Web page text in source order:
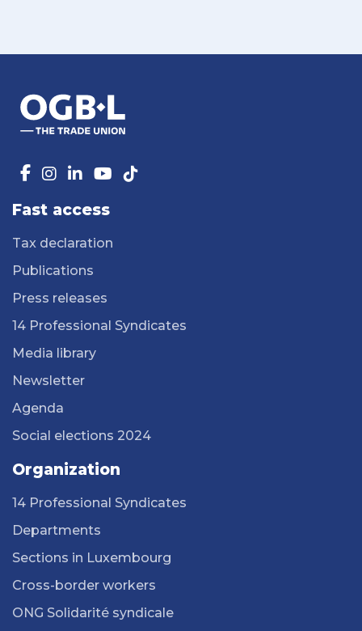
Fast access
Tax declaration
Publications
Press releases
14 Professional Syndicates
Media library
Newsletter
Agenda
Social elections 2024
Organization
14 Professional Syndicates
Departments
Sections in Luxembourg
Cross-border workers
ONG Solidarité syndicale